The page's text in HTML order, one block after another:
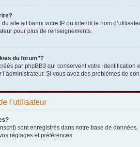
site ait banni votre IP ou interdit le nom
pour plus de renseignements.
du forum”?
par phpBB3 qui conservent votre
Si vous avez des problèmes de
l’utilisateur
sont enregistrés dans notre base de
réglages et préférences.